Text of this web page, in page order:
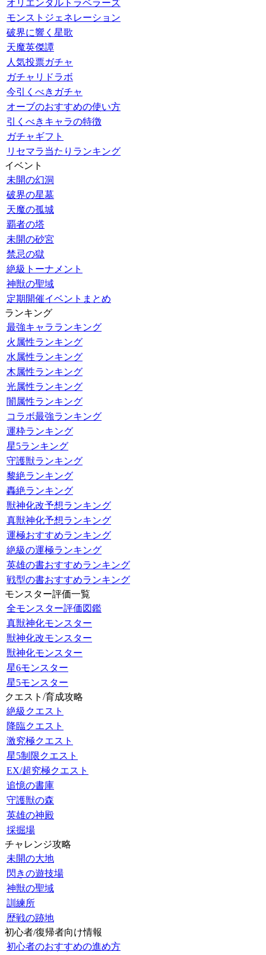
オリエンタルトラベラーズ
モンストジェネレーション
破界に響く星歌
天魔英傑譚
人気投票ガチャ
ガチャリドラボ
今引くべきガチャ
オーブのおすすめの使い方
引くべきキャラの特徴
ガチャギフト
リセマラ当たりランキング
イベント
未開の幻洞
破界の星墓
天魔の孤城
覇者の塔
未開の砂宮
禁忌の獄
絶級トーナメント
神獣の聖域
定期開催イベントまとめ
ランキング
最強キャラランキング
火属性ランキング
水属性ランキング
木属性ランキング
光属性ランキング
闇属性ランキング
コラボ最強ランキング
運枠ランキング
星5ランキング
守護獣ランキング
黎絶ランキング
轟絶ランキング
獣神化改予想ランキング
真獣神化予想ランキング
運極おすすめランキング
絶級の運極ランキング
英雄の書おすすめランキング
戦型の書おすすめランキング
モンスター評価一覧
全モンスター評価図鑑
真獣神化モンスター
獣神化改モンスター
獣神化モンスター
星6モンスター
星5モンスター
クエスト/育成攻略
絶級クエスト
降臨クエスト
激究極クエスト
星5制限クエスト
EX/超究極クエスト
追憶の書庫
守護獣の森
英雄の神殿
採掘場
チャレンジ攻略
未開の大地
閃きの遊技場
神獣の聖域
訓練所
歴戦の跡地
初心者/復帰者向け情報
初心者のおすすめの進め方